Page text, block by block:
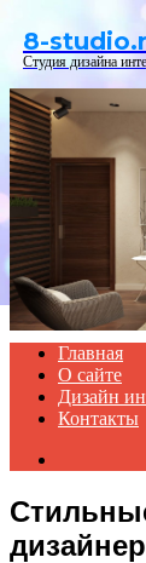
8-
Студия дизайна
Главная
О сайте
Дизайн
Контакты